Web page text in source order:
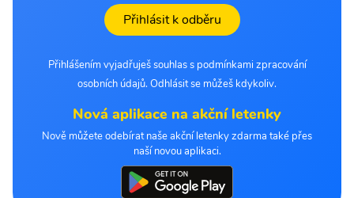
Přihlásit k odběru
Přihlášením vyjadřuješ souhlas s podmínkami zpracování
osobních údajů. Odhlásit se můžeš kdykoliv.
Nová aplikace na akční letenky
Nově můžete odebírat naše akční letenky zdarma také přes
naší novou aplikaci.